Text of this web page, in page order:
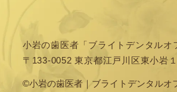
小岩の歯医者「ブライトデンタルオ
〒133-0052 東京都江戸川区東小岩
©小岩の歯医者｜ブライトデンタルオ